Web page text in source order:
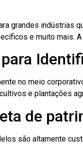
grandes indústrias
e muito mais.
no meio
e plantações
de
são altamente